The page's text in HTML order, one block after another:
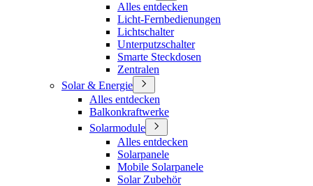
Alles entdecken
Licht-Fernbedienungen
Lichtschalter
Unterputzschalter
Smarte Steckdosen
Zentralen
Solar & Energie
Alles entdecken
Balkonkraftwerke
Solarmodule
Alles entdecken
Solarpanele
Mobile Solarpanele
Solar Zubehör